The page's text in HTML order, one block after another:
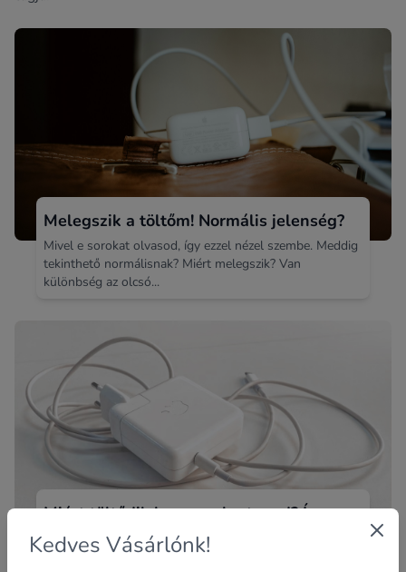
Melegszik a töltőm! Normális jelenség?
Mivel e sorokat olvasod, így ezzel nézel szembe. Meddig
tekinthető normálisnak? Miért melegszik? Van
különbség az olcsó...
Miért töltődik lassan a laptopod? Így
derítsd ki az okát
Ismerős helyzet, amikor bedugod a töltőt, de az
Kedves Vásárlónk!